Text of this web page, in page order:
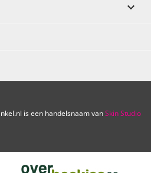

is een handelsnaam vanSkin Studio